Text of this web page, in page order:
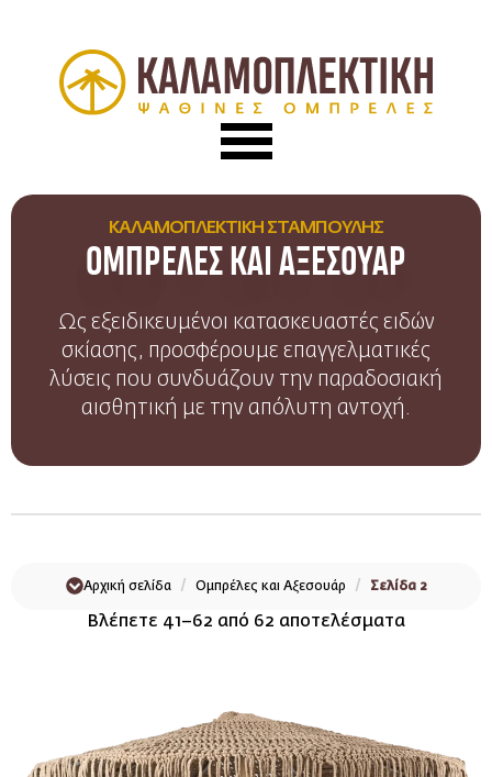
ΚΑΛΑΜΟΠΛΕΚΤΙΚΗ ΣΤΑΜΠΟΥΛΗΣ
ΟΜΠΡΕΛΕΣ ΚΑΙ ΑΞΕΣΟΥΑΡ
Ως εξειδικευμένοι κατασκευαστές ειδών
σκίασης, προσφέρουμε επαγγελματικές
λύσεις που συνδυάζουν την παραδοσιακή
αισθητική με την απόλυτη αντοχή.
Αρχική σελίδα Ομπρέλες και Αξεσουάρ Σελίδα 2
Βλέπετε 41–62 από 62 αποτελέσματα